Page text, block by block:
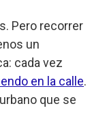
Pero recorrer
un
cada vez
en la calle.
que se